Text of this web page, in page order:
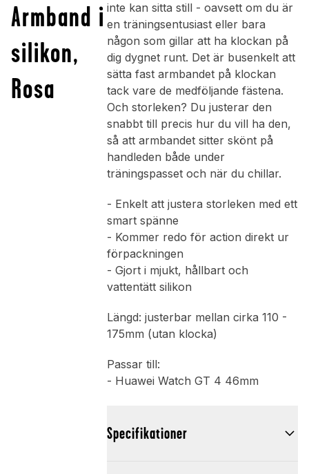
Armband i
silikon,
Rosa
inte kan sitta still - oavsett om du är
en träningsentusiast eller bara
någon som gillar att ha klockan på
dig dygnet runt. Det är busenkelt att
sätta fast armbandet på klockan
tack vare de medföljande fästena.
Och storleken? Du justerar den
snabbt till precis hur du vill ha den,
så att armbandet sitter skönt på
handleden både under
träningspasset och när du chillar.
- Enkelt att justera storleken med ett
smart spänne
- Kommer redo för action direkt ur
förpackningen
- Gjort i mjukt, hållbart och
vattentätt silikon
Längd: justerbar mellan cirka 110 -
175mm (utan klocka)
Passar till:
- Huawei Watch GT 4 46mm
Specifikationer